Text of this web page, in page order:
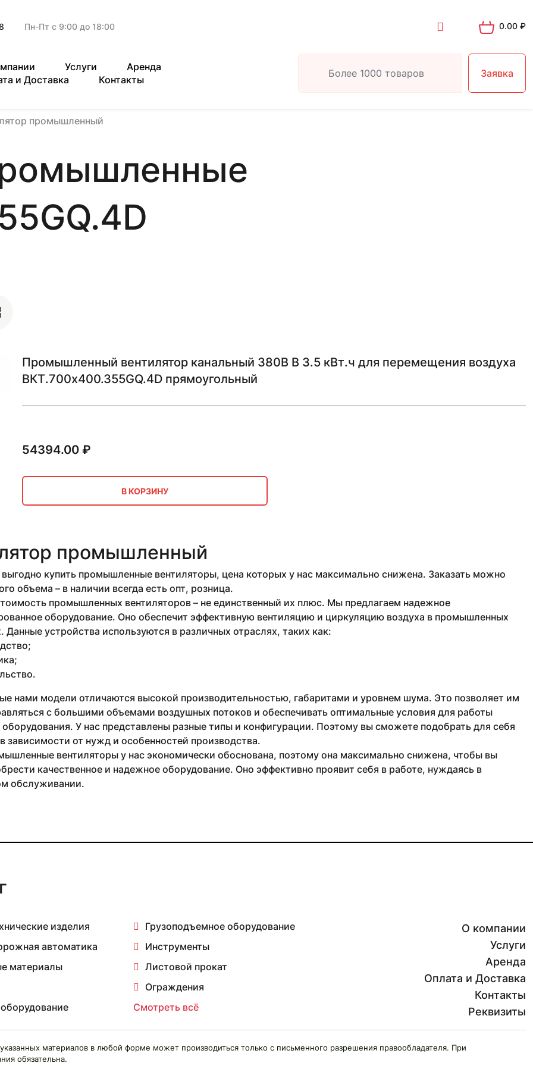
Пн-Пт с 9:00 до 18:00 0.00 ₽
Услуги
Аренда
и Доставка
Контакты
Заявка
промышленный
Промышленный вентилятор канальный 380В В 3.5 кВт.ч для перемещения воздуха
ВКТ.700х400.355GQ.4D прямоугольный
54394.00₽
В КОРЗИНУ
промышленный
купить промышленные вентиляторы, цена которых у нас максимально снижена. Заказать можно
объема – в наличии всегда есть опт, розница.
промышленных вентиляторов – не единственный их плюс. Мы предлагаем надежное
оборудование. Оно обеспечит эффективную вентиляцию и циркуляцию воздуха в промышленных
Данные устройства используются в различных отраслях, таких как:
нами модели отличаются высокой производительностью, габаритами и уровнем шума. Это позволяет им
с большими объемами воздушных потоков и обеспечивать оптимальные условия для работы
оборудования. У нас представлены разные типы и конфигурации. Поэтому вы сможете подобрать для себя
зависимости от нужд и особенностей производства.
вентиляторы у нас экономически обоснована, поэтому она максимально снижена, чтобы вы
качественное и надежное оборудование. Оно эффективно проявит себя в работе, нуждаясь в
обслуживании.
изделия
Грузоподъемное оборудование
автоматика
Инструменты
материалы
Листовой прокат
Ограждения
Смотреть всё
О компании
Услуги
Аренда
Оплата и Доставка
Контакты
Реквизиты
материалов в любой форме может производиться только с письменного разрешения правообладателя. При
обязательна.